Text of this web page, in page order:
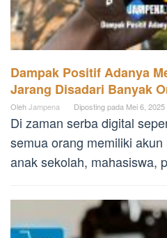
Dampak Positif Adanya
Jarang Disadari Banyak
OlehJampena Diposting pada Mei 6, 2025
Di zaman serba digital
semua orang memiliki
anak sekolah, mahasiswa,